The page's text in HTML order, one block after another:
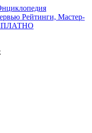
Рейтинги, Мастер-